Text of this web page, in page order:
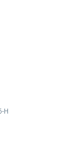
H